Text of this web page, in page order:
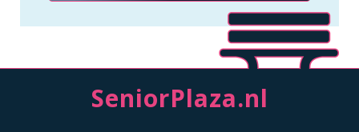
SeniorPlaza.nl